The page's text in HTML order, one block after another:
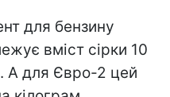
для бензину
вміст сірки 10
А для Євро-2 цей